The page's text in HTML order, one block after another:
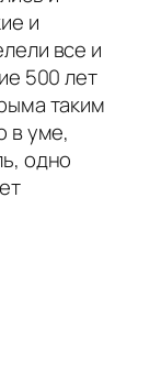
и
все и
500 лет
таким
в уме,
одно